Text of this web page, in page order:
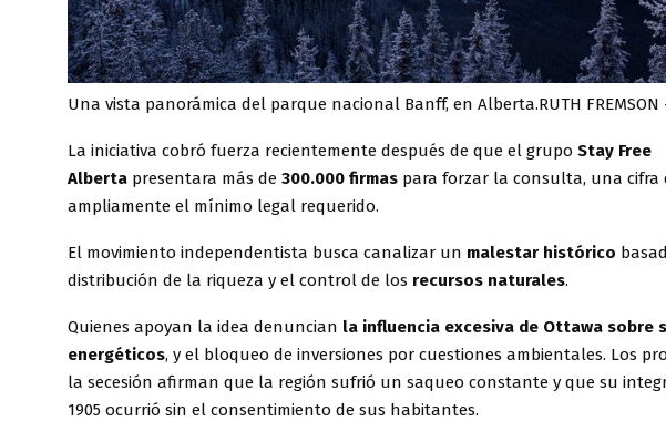
Una vista panorámica del parque nacional Banff, en Alberta.RUTH FREMSON
La iniciativa cobró fuerza recientemente después de que el grupo Stay Free
Alberta presentara más de 300.000 firmas para forzar la consulta, una cifra
ampliamente el mínimo legal requerido.
El movimiento independentista busca canalizar un malestar histórico
distribución de la riqueza y el control de los recursos naturales.
Quienes apoyan la idea denuncian la influencia excesiva de Ottawa sobre
energéticos, y el bloqueo de inversiones por cuestiones ambientales. Los
la secesión afirman que la región sufrió un saqueo constante y que su
1905 ocurrió sin el consentimiento de sus habitantes.